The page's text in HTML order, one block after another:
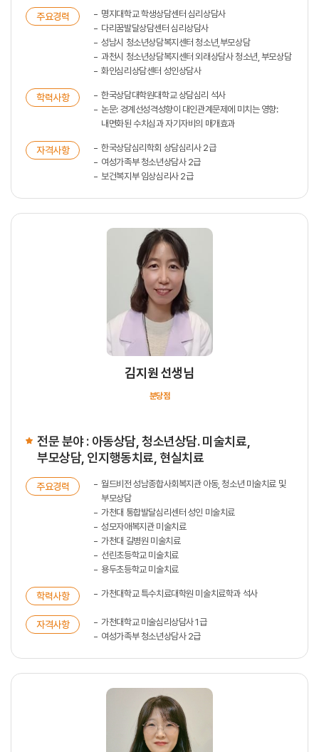
주요경력
명지대학교 학생상담센터 심리상담사
다리꿈발달상담센터 심리상담사
성남시 청소년상담복지센터 청소년,부모상담
과천시 청소년상담복지센터 외래상담사 청소년, 부모상담
화인심리상담센터 성인상담사
학력사항
한국상담대학원대학교 상담심리 석사
논문: 경계선성격성향이 대인관계문제에 미치는 영향:
내면화된 수치심과 자기자비의 매개효과
자격사항
한국상담심리학회 상담심리사 2급
여성가족부 청소년상담사 2급
보건복지부 임상심리사 2급
김지원 선생님
분당점
전문 분야 : 아동상담, 청소년상담. 미술치료,
부모상담, 인지행동치료, 현실치료
주요경력
월드비전 성남종합사회복지관 아동, 청소년 미술치료 및
부모상담
가천대 통합발달심리센터 성인 미술치료
성모자애복지관 미술치료
가천대 길병원 미술치료
선린초등학교 미술치료
용두초등학교 미술치료
학력사항 가천대학교 특수치료대학원 미술치료학과 석사
자격사항
가천대학교 미술심리상담사 1급
여성가족부 청소년상담사 2급